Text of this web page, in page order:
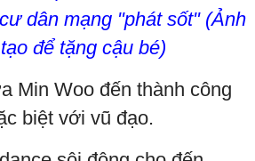
dân mạng "phát sốt" (Ảnh
để tặng cậu bé)
Min Woo đến thành công
biệt với vũ đạo.